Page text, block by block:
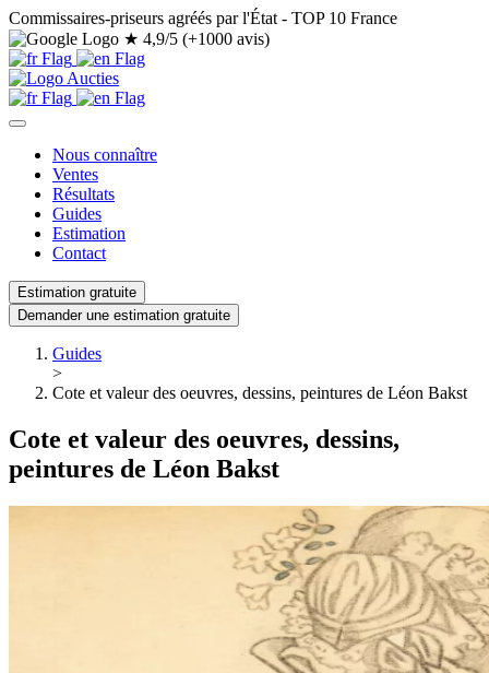
Commissaires-priseurs agréés par l'État - TOP 10 France
★ 4,9/5 (+1000 avis)
Nous connaître
Ventes
Résultats
Guides
Estimation
Contact
Estimation gratuite
Demander une estimation gratuite
Guides
>
Cote et valeur des oeuvres, dessins, peintures de Léon Bakst
Cote et valeur des oeuvres, dessins,
peintures de Léon Bakst